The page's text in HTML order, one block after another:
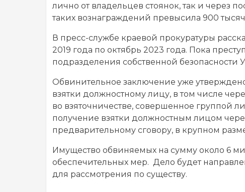
лично от владельцев стоянок, так и через
таких вознаграждений превысила 900
В пресс-службе краевой прокуратуры
2019 года по октябрь 2023 года. Пока
подразделения собственной
Обвинительное заключение уже
взятки должностному лицу, в том числе
во взяточничестве, совершенное группой
получение взятки должностным лицом
предварительному сговору, в крупном
Имущество обвиняемых на сумму около 6
обеспечительных мер. Дело будет
для рассмотрения по существу.